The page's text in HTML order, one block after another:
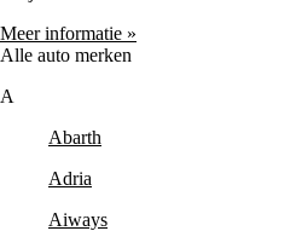
Meer informatie »
Alle auto merken
A
Abarth
Adria
Aiways